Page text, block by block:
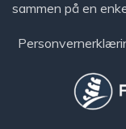
sammen på en